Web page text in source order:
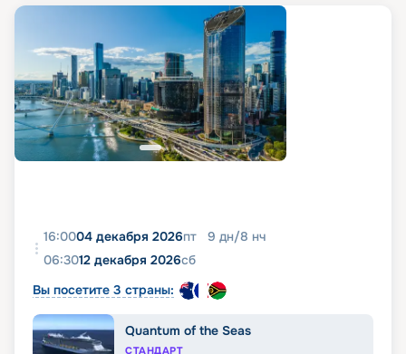
16:0004 декабря 2026пт 9 дн/8 нч
06:3012 декабря 2026сб
Вы посетите 3 страны:
Quantum of the Seas
СТАНДАРТ